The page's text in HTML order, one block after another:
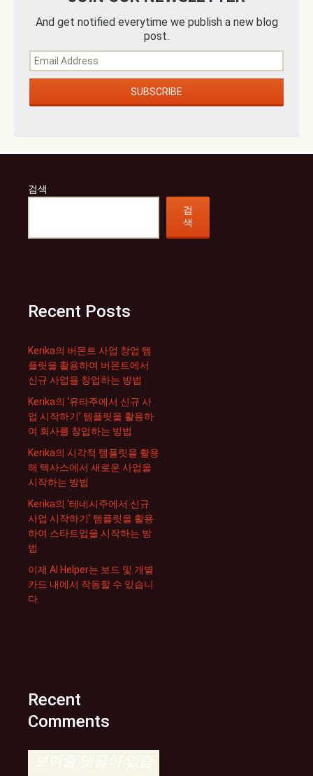
And get notified everytime we publish a new blog
post.
검색
검
색
Recent Posts
Kerika의 버몬트 사업 창업 템
플릿을 활용하여 버몬트에서
신규 사업을 창업하는 방법
Kerika의 ‘유타주에서 신규 사
업 시작하기’ 템플릿을 활용하
여 회사를 창업하는 방법
Kerika의 시각적 템플릿을 활용
해 텍사스에서 새로운 사업을
시작하는 방법
Kerika의 ‘테네시주에서 신규
사업 시작하기’ 템플릿을 활용
하여 스타트업을 시작하는 방
법
이제 AI Helper는 보드 및 개별
카드 내에서 작동할 수 있습니
다.
Recent
Comments
보여줄 댓글이 없습